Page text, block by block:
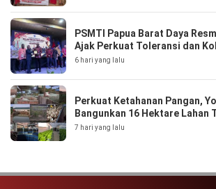
PSMTI Papua Barat Daya
Ajak Perkuat Toleransi dan
6 hari yang lalu
Perkuat Ketahanan Pangan,
Bangunkan 16 Hektare Lahan
7 hari yang lalu